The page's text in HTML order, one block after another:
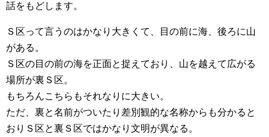
話をもどします。
Ｓ区って言うのはかなり大きくて、目の前に海、後ろに山
がある。
Ｓ区の目の前の海を正面と捉えており、山を越えて広がる
場所が裏Ｓ区。
もちろんこちらもそれなりに大きい。
ただ、裏と名前がついたり差別観的な名称からも分かると
おりＳ区と裏Ｓ区ではかなり文明が異なる。